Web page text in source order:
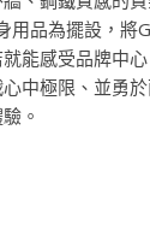
用品為擺設，將
能感受品牌中心
中極限、並勇
。